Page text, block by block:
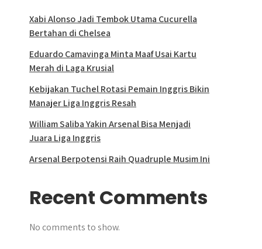
Xabi Alonso Jadi Tembok Utama Cucurella
Bertahan di Chelsea
Eduardo Camavinga Minta Maaf Usai Kartu
Merah di Laga Krusial
Kebijakan Tuchel Rotasi Pemain Inggris Bikin
Manajer Liga Inggris Resah
William Saliba Yakin Arsenal Bisa Menjadi
Juara Liga Inggris
Arsenal Berpotensi Raih Quadruple Musim Ini
Recent Comments
No comments to show.